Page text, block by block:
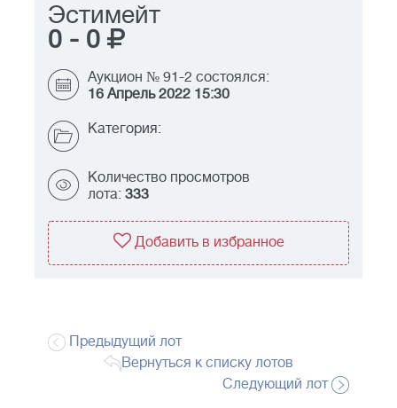
Эстимейт
0 - 0
Аукцион № 91-2 состоялся:
16 Апрель 2022 15:30
Категория:
Количество просмотров
лота: 333
Добавить в избранное
Предыдущий лот
Вернуться к списку лотов
Следующий лот